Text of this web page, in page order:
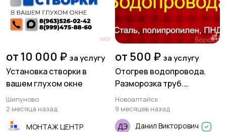
от 10 000 ₽ за услугу
Установка створки в
вашем глухом окне
Шипуново
2 месяца назад
МОНТАЖ ЦЕНТР
от 500 ₽ за услугу
Отогрев водопровода.
Разморозка труб.
Прочистка канализации
Новоалтайск
9 месяцев назад
Данил Викторович